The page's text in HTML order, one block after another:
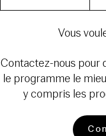
Vous
Contactez-nous pour
le programme le
y compris les